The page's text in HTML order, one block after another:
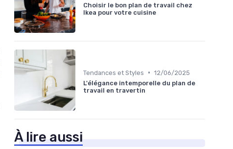
Choisir le bon plan de travail chez
Ikea pour votre cuisine
Tendances et Styles • 12/06/2025
L'élégance intemporelle du plan de
travail en travertin
À lire aussi